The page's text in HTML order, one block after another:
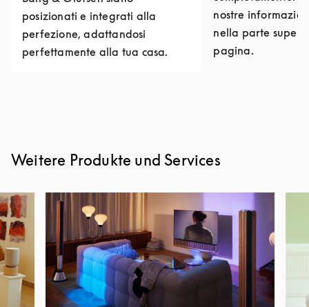
posizionati e integrati alla
perfezione, adattandosi
perfettamente alla tua casa.
nostre
nella parte
pagina.
Weitere Produkte und Services